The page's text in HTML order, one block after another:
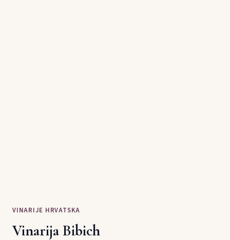
VINARIJE HRVATSKA
Vinarija Bibich